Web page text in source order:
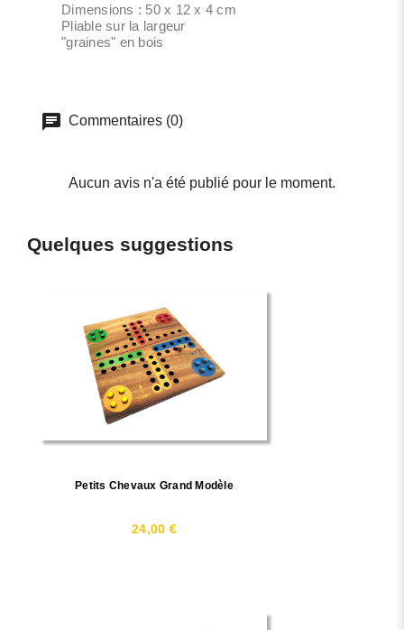
Dimensions : 50 x 12 x 4 cm
Pliable sur la largeur
"graines" en bois
Commentaires (0)
Aucun avis n'a été publié pour le moment.
Quelques suggestions
Petits Chevaux Grand Modèle
24,00 €